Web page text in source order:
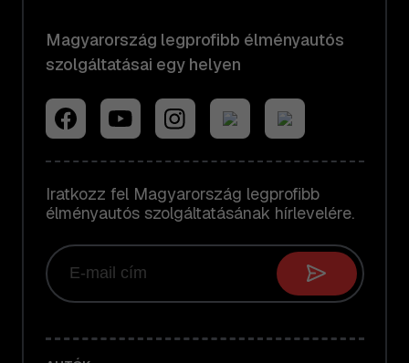
Magyarország legprofibb élményautós
szolgáltatásai egy helyen
Iratkozz fel Magyarország legprofibb
élményautós szolgáltatásának hírlevelére.